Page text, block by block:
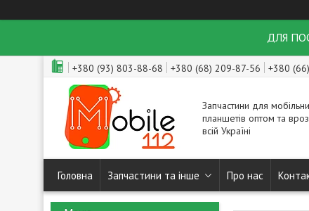
ДЛЯ
+380 (93) 803-88-68 +380 (68) 209-87-56 +380
Запчастини для
планшетів оптом та
всій Україні
Головна Запчастини та інше Про нас